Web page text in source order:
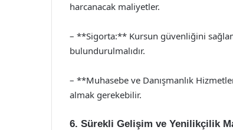
harcanacak maliyetler.
– **Sigorta:** Kursun güvenliğini
bulundurulmalıdır.
– **Muhasebe ve Danışmanlık
almak gerekebilir.
6. Sürekli Gelişim ve Yenilikçilik